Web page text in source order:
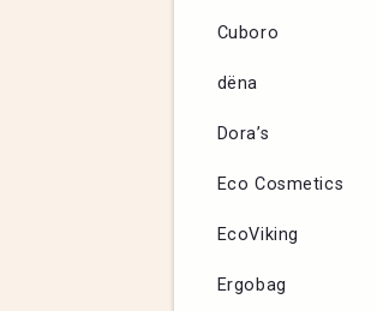
Cuboro
dëna
Dora’s
Eco Cosmetics
EcoViking
Ergobag